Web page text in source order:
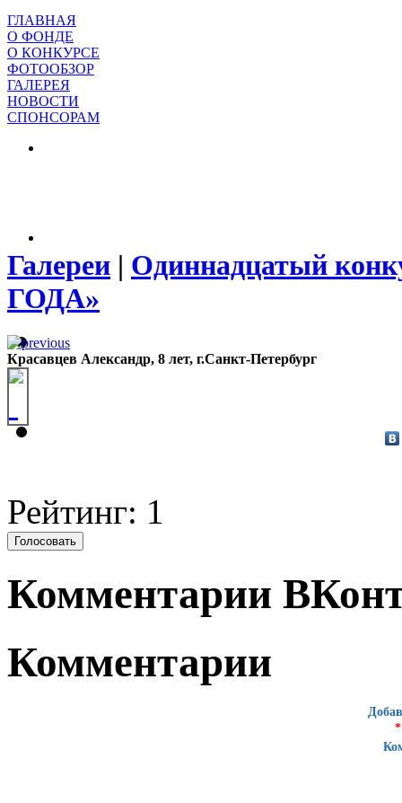
ГЛАВНАЯ
О ФОНДЕ
О КОНКУРСЕ
ФОТООБЗОР
ГАЛЕРЕЯ
НОВОСТИ
СПОНСОРАМ
Галереи | Одиннадцатый
ГОДА»
Красавцев Александр, 8 лет, г.Санкт-Петербург
Рейтинг: 1
Комментарии
Комментарии
*